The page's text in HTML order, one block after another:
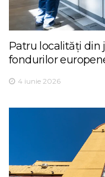
Patru localități din
fondurilor
4 iunie 2026